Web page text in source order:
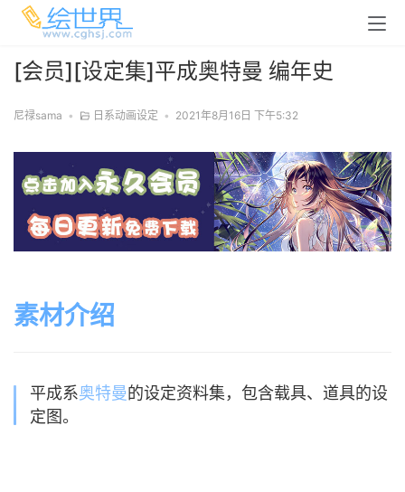
[会员][设定集]平成奥特曼 编年史
尼禄sama • 日系动画设定 • 2021年8月16日 下午5:32
素材介绍
平成系奥特曼的设定资料集，包含载具、道具的设
定图。